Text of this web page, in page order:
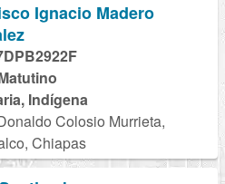
Ignacio Madero
Indígena
Colosio Murrieta,
Chiapas